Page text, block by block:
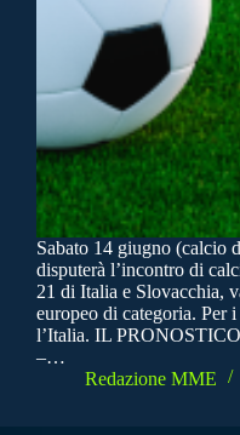
Sabato 14 giugno (calcio
disputerà l’incontro di
21 di Italia e Slovacchia,
europeo di categoria. Per
l’Italia. IL
–…
Redazione MME